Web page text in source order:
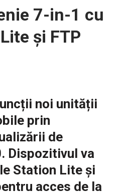
7-in-1 cu
și FTP
noi unității
prin
de
Dispozitivul va
Station Lite și
acces de la